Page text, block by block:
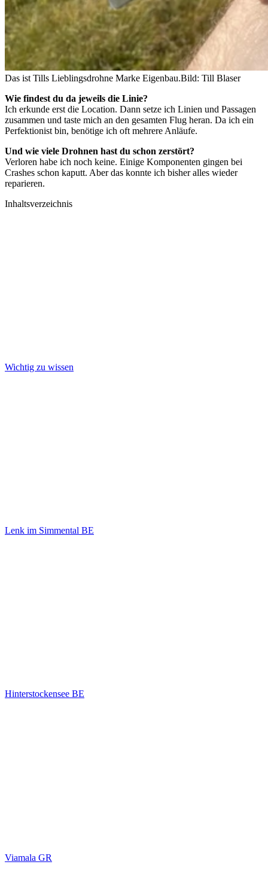
Das ist Tills Lieblingsdrohne Marke Eigenbau.Bild: Till Blaser
Wie findest du da jeweils die Linie?
Ich erkunde erst die Location. Dann setze ich Linien und Passagen
zusammen und taste mich an den gesamten Flug heran. Da ich ein
Perfektionist bin, benötige ich oft mehrere Anläufe.
Und wie viele Drohnen hast du schon zerstört?
Verloren habe ich noch keine. Einige Komponenten gingen bei
Crashes schon kaputt. Aber das konnte ich bisher alles wieder
reparieren.
Inhaltsverzeichnis
Wichtig zu wissen
Lenk im Simmental BE
Hinterstockensee BE
Viamala GR